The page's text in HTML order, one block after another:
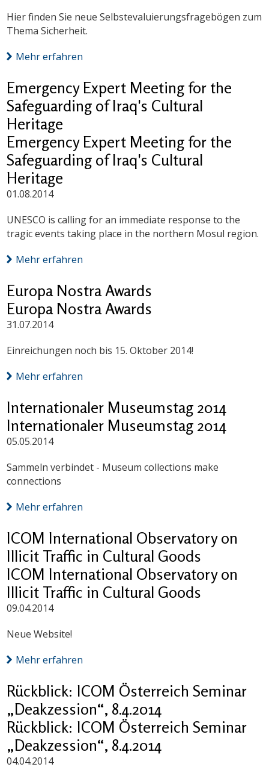
Hier finden Sie neue Selbstevaluierungsfragebögen zum
Thema Sicherheit.
Mehr erfahren
Emergency Expert Meeting for the
Safeguarding of Iraq's Cultural
Heritage
Emergency Expert Meeting for the
Safeguarding of Iraq's Cultural
Heritage
01.08.2014
UNESCO is calling for an immediate response to the
tragic events taking place in the northern Mosul region.
Mehr erfahren
Europa Nostra Awards
Europa Nostra Awards
31.07.2014
Einreichungen noch bis 15. Oktober 2014!
Mehr erfahren
Internationaler Museumstag 2014
Internationaler Museumstag 2014
05.05.2014
Sammeln verbindet - Museum collections make
connections
Mehr erfahren
ICOM International Observatory on
Illicit Traffic in Cultural Goods
ICOM International Observatory on
Illicit Traffic in Cultural Goods
09.04.2014
Neue Website!
Mehr erfahren
Rückblick: ICOM Österreich Seminar
„Deakzession“, 8.4.2014
Rückblick: ICOM Österreich Seminar
„Deakzession“, 8.4.2014
04.04.2014